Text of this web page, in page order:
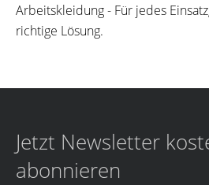
Arbeitskleidung - Für jedes
richtige Lösung.
Jetzt Newsletter
abonnieren